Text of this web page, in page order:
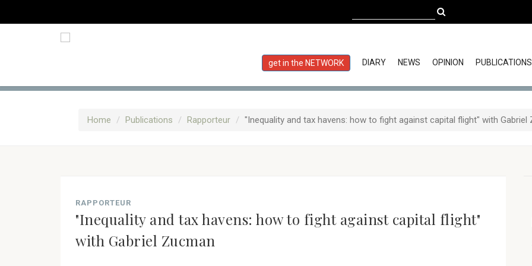
get in the NETWORK DIARY NEWS OPINION PUBLICATIONS
Home Publications Rapporteur "Inequality and tax havens: how to fight against capital flight" with Gabriel
RAPPORTEUR
"Inequality and tax havens: how to fight against capital flight"
with Gabriel Zucman